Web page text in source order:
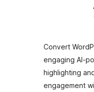
Convert
engaging AI-
highlighting
engagement